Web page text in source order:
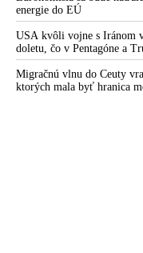
energie do EÚ
USA kvôli vojne s Iránom
doletu, čo v Pentagóne a
obavy o bojaschopnosť
konfliktu s Čínou alebo
Migračnú vlnu do Ceuty
ktorých mala byť hranica